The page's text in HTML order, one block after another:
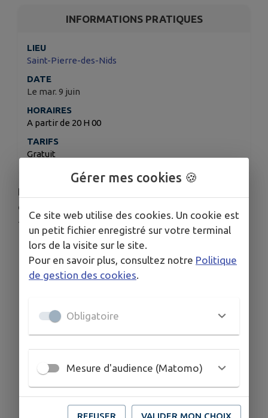
INFORMATIONS PRATIQUES
LIEU
Saint-Pierre-des-Nids
DATE
Le mar. 9 juin
HORAIRES
A partir de 20 H 00
TARIFS
Gratuit
Familles Rurales et l’UDAF 53 vous proposent, en
collaboration avec le Collectif Parentalité un Café
- Parents
Mardi 9 juin 2026
De 20h à 21h30
A l’accueil de loisirs de Pré-en-Pail (proche
Thématique: « Nos enfants et les écrans »
Gratuit sur inscriptiondirectement auprès
de Romane
Bourgault :famillesrurales.spdn@gmail.com
Garde d’enfant sur place et covoiturage
possible
Gérer mes cookies 🍪
Ce site web utilise des cookies. Un cookie est
un petit fichier enregistré sur votre terminal
lors de la visite sur le site.
Pour en savoir plus, consultez notre Politique
de gestion des cookies
Obligatoire
Mesure d'audience (Matomo)
REFUSER VALIDER MON CHOIX